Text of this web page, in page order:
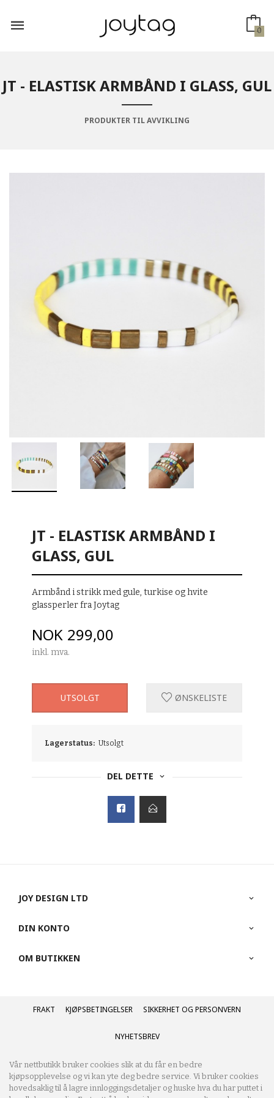
innholdet
0
JT - ELASTISK ARMBÅND I GLASS, GUL
PRODUKTER TIL AVVIKLING
JT - ELASTISK ARMBÅND I
GLASS, GUL
Armbånd i strikk med gule, turkise og hvite
glassperler fra Joytag
Pris
NOK 299,00
inkl. mva.
UTSOLGT ØNSKELISTE
Lagerstatus: Utsolgt
DEL DETTE
JOY DESIGN LTD
DIN KONTO
OM BUTIKKEN
FRAKT KJØPSBETINGELSER SIKKERHET OG PERSONVERN
NYHETSBREV
Vår nettbutikk bruker cookies slik at du får en bedre
kjøpsopplevelse og vi kan yte deg bedre service. Vi bruker cookies
hovedsaklig til å lagre innloggingsdetaljer og huske hva du har puttet i